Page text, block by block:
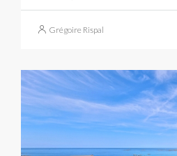
Grégoire Rispal